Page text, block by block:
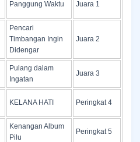
Panggung Waktu Juara 1
Pencari
Timbangan Ingin
Didengar
Juara 2
Pulang dalam
Ingatan
Juara 3
KELANA HATI Peringkat 4
Kenangan Album
Pilu
Peringkat 5